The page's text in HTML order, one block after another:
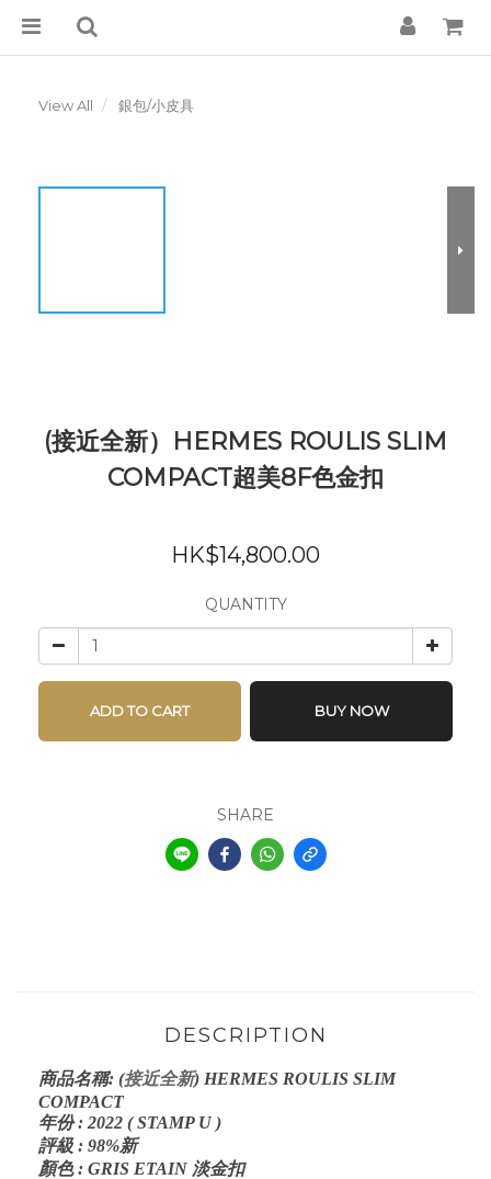
View All 銀包/小皮具
(接近全新）HERMES ROULIS SLIM
COMPACT超美8F色金扣
HK$14,800.00
QUANTITY
ADD TO CART BUY NOW
SHARE
DESCRIPTION
商品名稱: (接近全新) HERMES ROULIS SLIM
COMPACT
年份 : 2022 ( STAMP U )
評級 : 98%新
顏色 : GRIS ETAIN 淡金扣